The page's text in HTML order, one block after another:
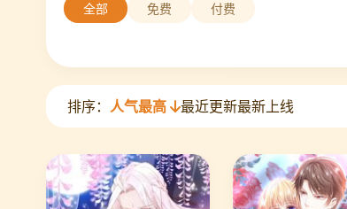
全部 免费 付费
排序： 人气最高 最近更新最新上线